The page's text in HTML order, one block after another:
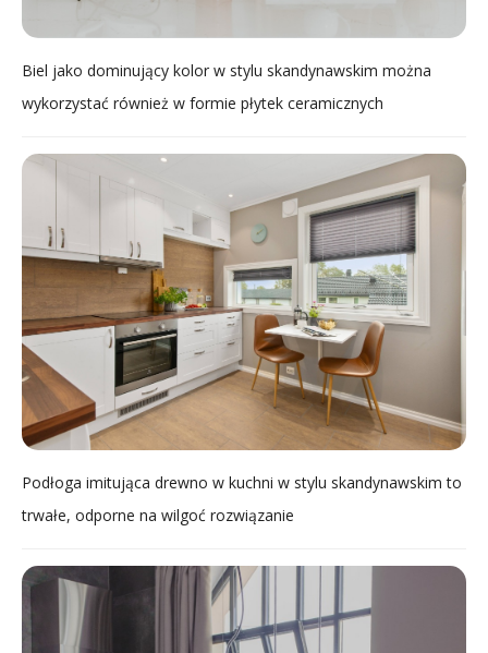
Biel jako dominujący kolor w stylu skandynawskim można
wykorzystać również w formie płytek ceramicznych
Podłoga imitująca drewno w kuchni w stylu skandynawskim to
trwałe, odporne na wilgoć rozwiązanie